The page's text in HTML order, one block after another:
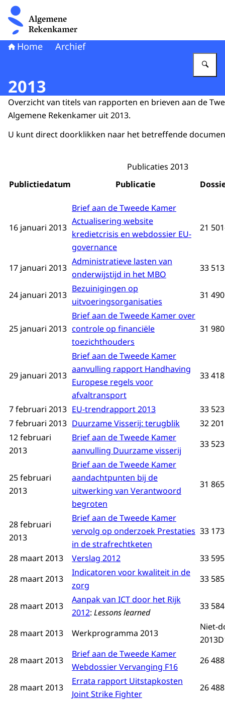
Naar de homepage van Algemene Rekenkamer
Home Archief
2013
Overzicht van titels van rapporten en brieven aan de
Algemene Rekenkamer uit 2013.
U kunt direct doorklikken naar het betreffende
Publicaties 2013
Publictiedatum
Publicatie
16 januari 2013
Brief aan de Tweede Kamer
Actualisering website
kredietcrisis en webdossier EU-
governance
21
17 januari 2013
Administratieve lasten van
onderwijstijd in het MBO
33 513
24 januari 2013
Bezuinigingen op
uitvoeringsorganisaties
31
25 januari 2013
Brief aan de Tweede Kamer over
controle op financiële
toezichthouders
31
29 januari 2013
Brief aan de Tweede Kamer
aanvulling rapport Handhaving
Europese regels voor
afvaltransport
33
7 februari 2013 EU-trendrapport 2013
33 523
7 februari 2013 Duurzame Visserij: terugblik
32
12 februari
2013
Brief aan de Tweede Kamer
aanvulling Duurzame visserij
33
25 februari
2013
Brief aan de Tweede Kamer
aandachtpunten bij de
uitwerking van Verantwoord
begroten
31
28 februari
2013
Brief aan de Tweede Kamer
vervolg op onderzoek Prestaties
in de strafrechtketen
33
28 maart 2013 Verslag 2012
33
28 maart 2013
Indicatoren voor kwaliteit in de
zorg
33 585
28 maart 2013
Aanpak van ICT door het Rijk
2012: Lessons learned
33 584
28 maart 2013 Werkprogramma 2013
Niet-
28 maart 2013
Brief aan de Tweede Kamer
Webdossier Vervanging F16
26
28 maart 2013
Errata rapport Uitstapkosten
Joint Strike Fighter
26